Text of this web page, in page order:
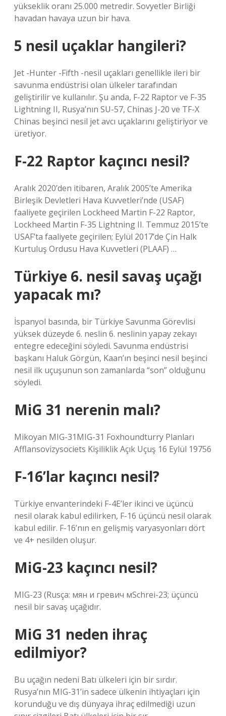
yükseklik oranı 25.000 metredir. Sovyetler Birliği
havadan havaya uzun bir hava.
5 nesil uçaklar hangileri?
Jet -Hunter -Fifth -nesil uçakları genellikle ileri bir
savunma endüstrisi olan ülkeler tarafından
geliştirilir ve kullanılır. Şu anda, F-22 Raptor ve F-35
Lightning II, Rusya’nın SU-57, Chinas J-20 ve TF-X
Chinas beşinci nesil jet avcı uçaklarını geliştiriyor ve
üretiyor.
F-22 Raptor kaçıncı nesil?
Aralık 2020’den itibaren, Aralık 2005’te Amerika
Birleşik Devletleri Hava Kuvvetleri’nde (USAF)
faaliyete geçirilen Lockheed Martin F-22 Raptor,
Lockheed Martin F-35 Lightning II. Temmuz 2015’te
USAF’ta faaliyete geçirilen; Eylül 2017’de Çin Halk
Kurtuluş Ordusu Hava Kuvvetleri (PLAAF) …
Türkiye 6. nesil savaş uçağı
yapacak mı?
İspanyol basında, bir Türkiye Savunma Görevlisi
yüksek düzeyde 6. neslin 6. neslinin yapay zekayı
entegre edeceğini söyledi. Savunma endüstrisi
başkanı Haluk Görgün, Kaan’ın beşinci nesil beşinci
nesil ilk uçuşunun son zamanlarda “son” olduğunu
söyledi.
MiG 31 nerenin malı?
Mikoyan MIG-31MIG-31 Foxhoundturry Planları
Afflansovizysociets Kişiliklik Açık Uçuş 16 Eylül 19756
F-16’lar kaçıncı nesil?
Türkiye envanterindeki F-4E’ler ikinci ve üçüncü
nesil olarak kabul edilirken, F-16 üçüncü nesil olarak
kabul edilir. F-16’nın en gelişmiş varyasyonları dört
ve 4+ nesilden oluşur.
MiG-23 kaçıncı nesil?
MIG-23 (Rusça: мян и гревич мSchrei-23; üçüncü
nesil bir savaş uçağıdır.
MiG 31 neden ihraç
edilmiyor?
Bu uçağın nedeni Batı ülkeleri için bir sırdır.
Rusya’nın MIG-31’in sadece ülkenin ihtiyaçları için
korunduğu ve dış dünyaya ihraç edilmediği uzun